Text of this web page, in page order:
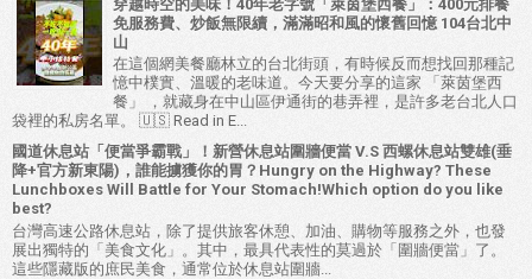
穿越時空的美味！40年老字號「萊茵堡西餐」：400元排餐
免服務費、炒飯無限續，滿滿昭和風的懷舊回憶 104台北中
山
在這個網美餐廳林立的台北街頭，有時候反而想找回那種記
憶中樸實、溫暖的老味道。今天要分享的這家 「萊茵堡西
餐」 ，就藏身在中山區伊通街的巷弄裡，是許多老台北人口
袋裡的私房名單。 🇺🇸 Read in E...
國道休息站「便當爭霸戰」！新營休息站圍牆便當 V.S 西螺休息站雙雄(垂
降+官方新東陽)，誰能擄獲你的胃？Hungry on the Highway? These
Lunchboxes Will Battle for Your Stomach!Which option do you like
best?
台灣高速公路休息站，除了提供旅客休憩、加油、購物等服務之外，也發
展出獨特的「美食文化」。其中，最具代表性的莫過於「圍牆便當」了。
這些隱藏版的庶民美食，通常位於休息站圍牆...